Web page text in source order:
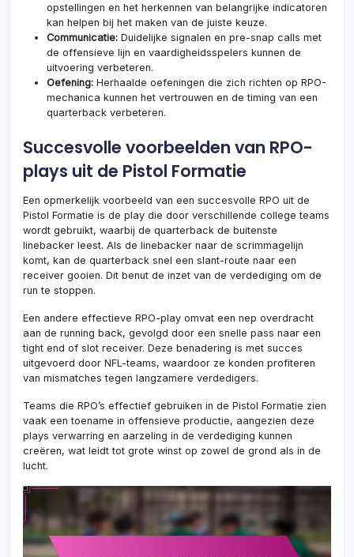
opstellingen en het herkennen van belangrijke indicatoren
kan helpen bij het maken van de juiste keuze.
Communicatie: Duidelijke signalen en pre-snap calls met
de offensieve lijn en vaardigheidsspelers kunnen de
uitvoering verbeteren.
Oefening: Herhaalde oefeningen die zich richten op RPO-
mechanica kunnen het vertrouwen en de timing van een
quarterback verbeteren.
Succesvolle voorbeelden van RPO-
plays uit de Pistol Formatie
Een opmerkelijk voorbeeld van een succesvolle RPO uit de
Pistol Formatie is de play die door verschillende college teams
wordt gebruikt, waarbij de quarterback de buitenste
linebacker leest. Als de linebacker naar de scrimmagelijn
komt, kan de quarterback snel een slant-route naar een
receiver gooien. Dit benut de inzet van de verdediging om de
run te stoppen.
Een andere effectieve RPO-play omvat een nep overdracht
aan de running back, gevolgd door een snelle pass naar een
tight end of slot receiver. Deze benadering is met succes
uitgevoerd door NFL-teams, waardoor ze konden profiteren
van mismatches tegen langzamere verdedigers.
Teams die RPO’s effectief gebruiken in de Pistol Formatie zien
vaak een toename in offensieve productie, aangezien deze
plays verwarring en aarzeling in de verdediging kunnen
creëren, wat leidt tot grote winst op zowel de grond als in de
lucht.